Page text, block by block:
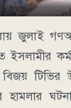
জুলাই
টিভির